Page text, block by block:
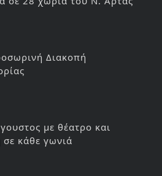
Διακοπή
με θέατρο και
σε κάθε γωνιά